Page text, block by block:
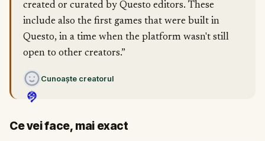
created or curated by Questo editors. These
include also the first games that were built in
Questo, in a time when the platform wasn't still
open to other creators.”
Cunoaște creatorul
Ce vei face, mai exact